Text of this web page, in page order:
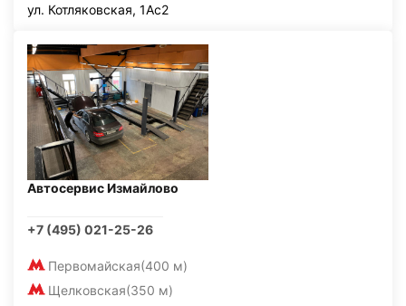
ул. Котляковская, 1Ас2
Автосервис Измайлово
+7 (495) 021-25-26
Первомайская(400 м)
Щелковская(350 м)